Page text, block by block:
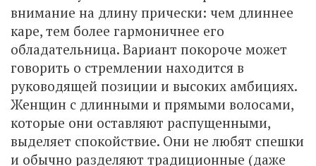
внимание на длину прически: чем длиннее
каре, тем более гармоничнее его
обладательница. Вариант покороче может
говорить о стремлении находится в
руководящей позиции и высоких амбициях.
Женщин с длинными и прямыми волосами,
которые они оставляют распущенными,
выделяет спокойствие. Они не любят спешки
и обычно разделяют традиционные (даже